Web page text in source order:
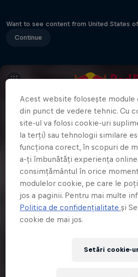
Want to see content from United States
Continue
Acest website folosește module
din punct de vedere tehnic. Cu
site-ul va folosi cookie-uri
la terți) sau tehnologii similare
funcționa corect, în scopuri de
a-ți îmbunătăți experiența
consimțământul în orice
modulelor cookie, pe care le
jos a paginii. Pentru mai multe
Politica de confidențialitateși
cookie de mai jos.
Setări cookie-